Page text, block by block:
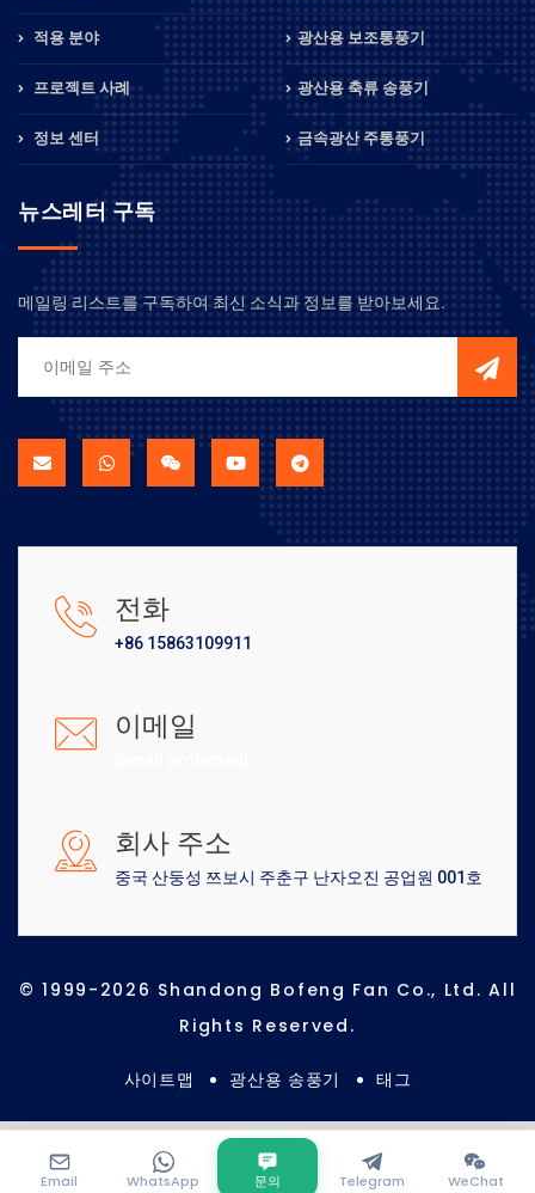
적용 분야
프로젝트 사례
정보 센터
광산용 보조통풍기
광산용 축류 송풍기
금속광산 주통풍기
뉴스레터 구독
메일링 리스트를 구독하여 최신 소식과 정보를 받아보세요.
전화
+86 15863109911
이메일
회사 주소
중국 산둥성 쯔보시 주춘구 난자오진 공업원 001호
© 1999-2026 Shandong Bofeng Fan Co., Ltd. All
Rights Reserved.
사이트맵 광산용 송풍기 태그
Email WhatsApp 문의 Telegram WeChat